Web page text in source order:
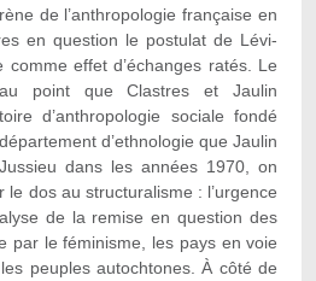
de l’anthropologie française en
en question le postulat de Lévi-
effet d’échanges ratés. Le
au point que Clastres et Jaulin
d’anthropologie sociale fondé
d’ethnologie que Jaulin
dans les années 1970, on
le dos au structuralisme : l’urgence
de la remise en question des
par le féminisme, les pays en voie
peuples autochtones. À côté de